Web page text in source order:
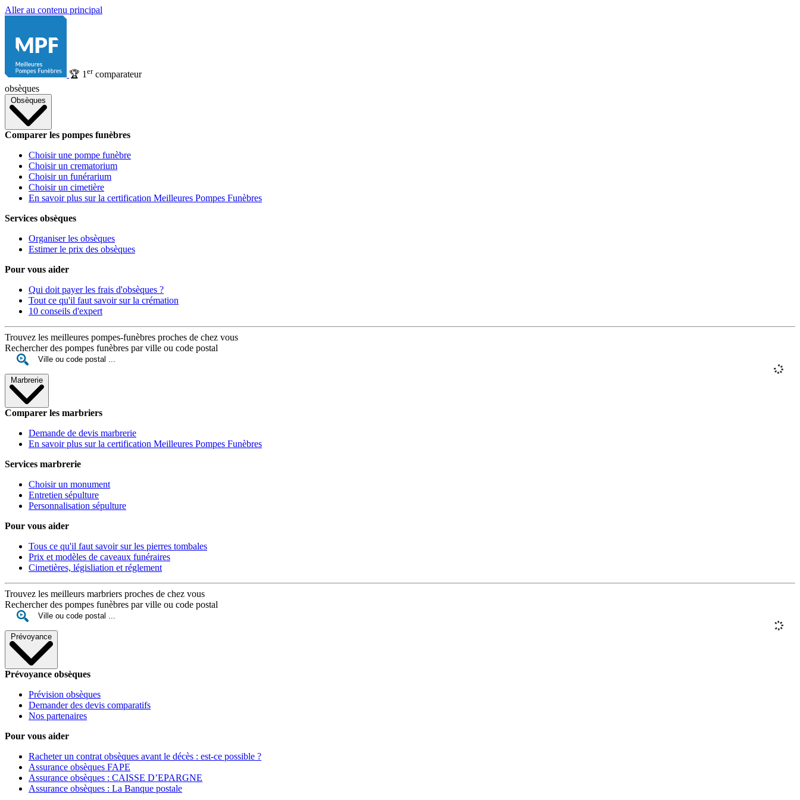
Aller au contenu principal
🏆 1 ercomparateur
obsèques
Obsèques
Comparer les pompes funèbres
Choisir une pompe funèbre
Choisir un crematorium
Choisir un funérarium
Choisir un cimetière
En savoir plus sur la certification Meilleures Pompes Funèbres
Services obsèques
Organiser les obsèques
Estimer le prix des obsèques
Pour vous aider
Qui doit payer les frais d'obsèques ?
Tout ce qu'il faut savoir sur la crémation
10 conseils d'expert
Trouvez les meilleures pompes-funèbres proches de chez vous
Rechercher des pompes funèbres par ville ou code postal
Marbrerie
Comparer les marbriers
Demande de devis marbrerie
En savoir plus sur la certification Meilleures Pompes Funèbres
Services marbrerie
Choisir un monument
Entretien sépulture
Personnalisation sépulture
Pour vous aider
Tous ce qu'il faut savoir sur les pierres tombales
Prix et modèles de caveaux funéraires
Cimetières, législiation et réglement
Trouvez les meilleurs marbriers proches de chez vous
Rechercher des pompes funèbres par ville ou code postal
Prévoyance
Prévoyance obsèques
Prévision obsèques
Demander des devis comparatifs
Nos partenaires
Pour vous aider
Racheter un contrat obsèques avant le décès : est-ce possible ?
Assurance obsèques FAPE
Assurance obsèques : CAISSE D’EPARGNE
Assurance obsèques : La Banque postale